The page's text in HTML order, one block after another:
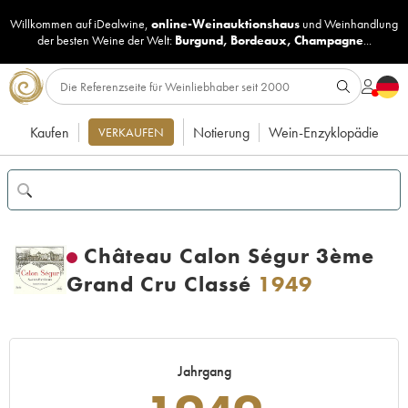
Willkommen auf iDealwine, online-Weinauktionshaus undWeinhandlung
der besten Weine der Welt: Burgund, Bordeaux, Champagne...
Kaufen VERKAUFEN Notierung Wein-Enzyklopädie
Château Calon Ségur 3ème
Grand Cru Classé 1949
Jahrgang